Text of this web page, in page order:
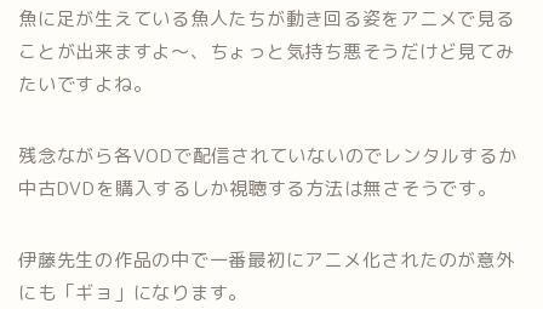
魚に足が生えている魚人たちが動き回る姿をアニメで見る
ことが出来ますよ〜、ちょっと気持ち悪そうだけど見てみ
たいですよね。
残念ながら各VODで配信されていないのでレンタルするか
中古DVDを購入するしか視聴する方法は無さそうです。
伊藤先生の作品の中で一番最初にアニメ化されたのが意外
にも「ギョ」になります。